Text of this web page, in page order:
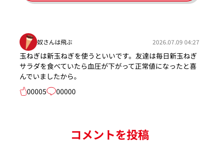
奴さんは飛ぶ 2026.07.09 04:27
玉ねぎは新玉ねぎを使うといいです。友達は毎日新玉ねぎ
サラダを食べていたら血圧が下がって正常値になったと喜
んでいましたから。
00005
00000
コメントを投稿